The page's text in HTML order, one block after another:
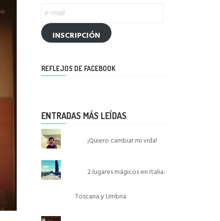
mail
INSCRIPCIÓN
REFLEJOS DE FACEBOOK
ENTRADAS MÁS LEÍDAS
¡Quiero cambiar mi vida!
2 lugares mágicos en Italia:
Toscana y Umbria